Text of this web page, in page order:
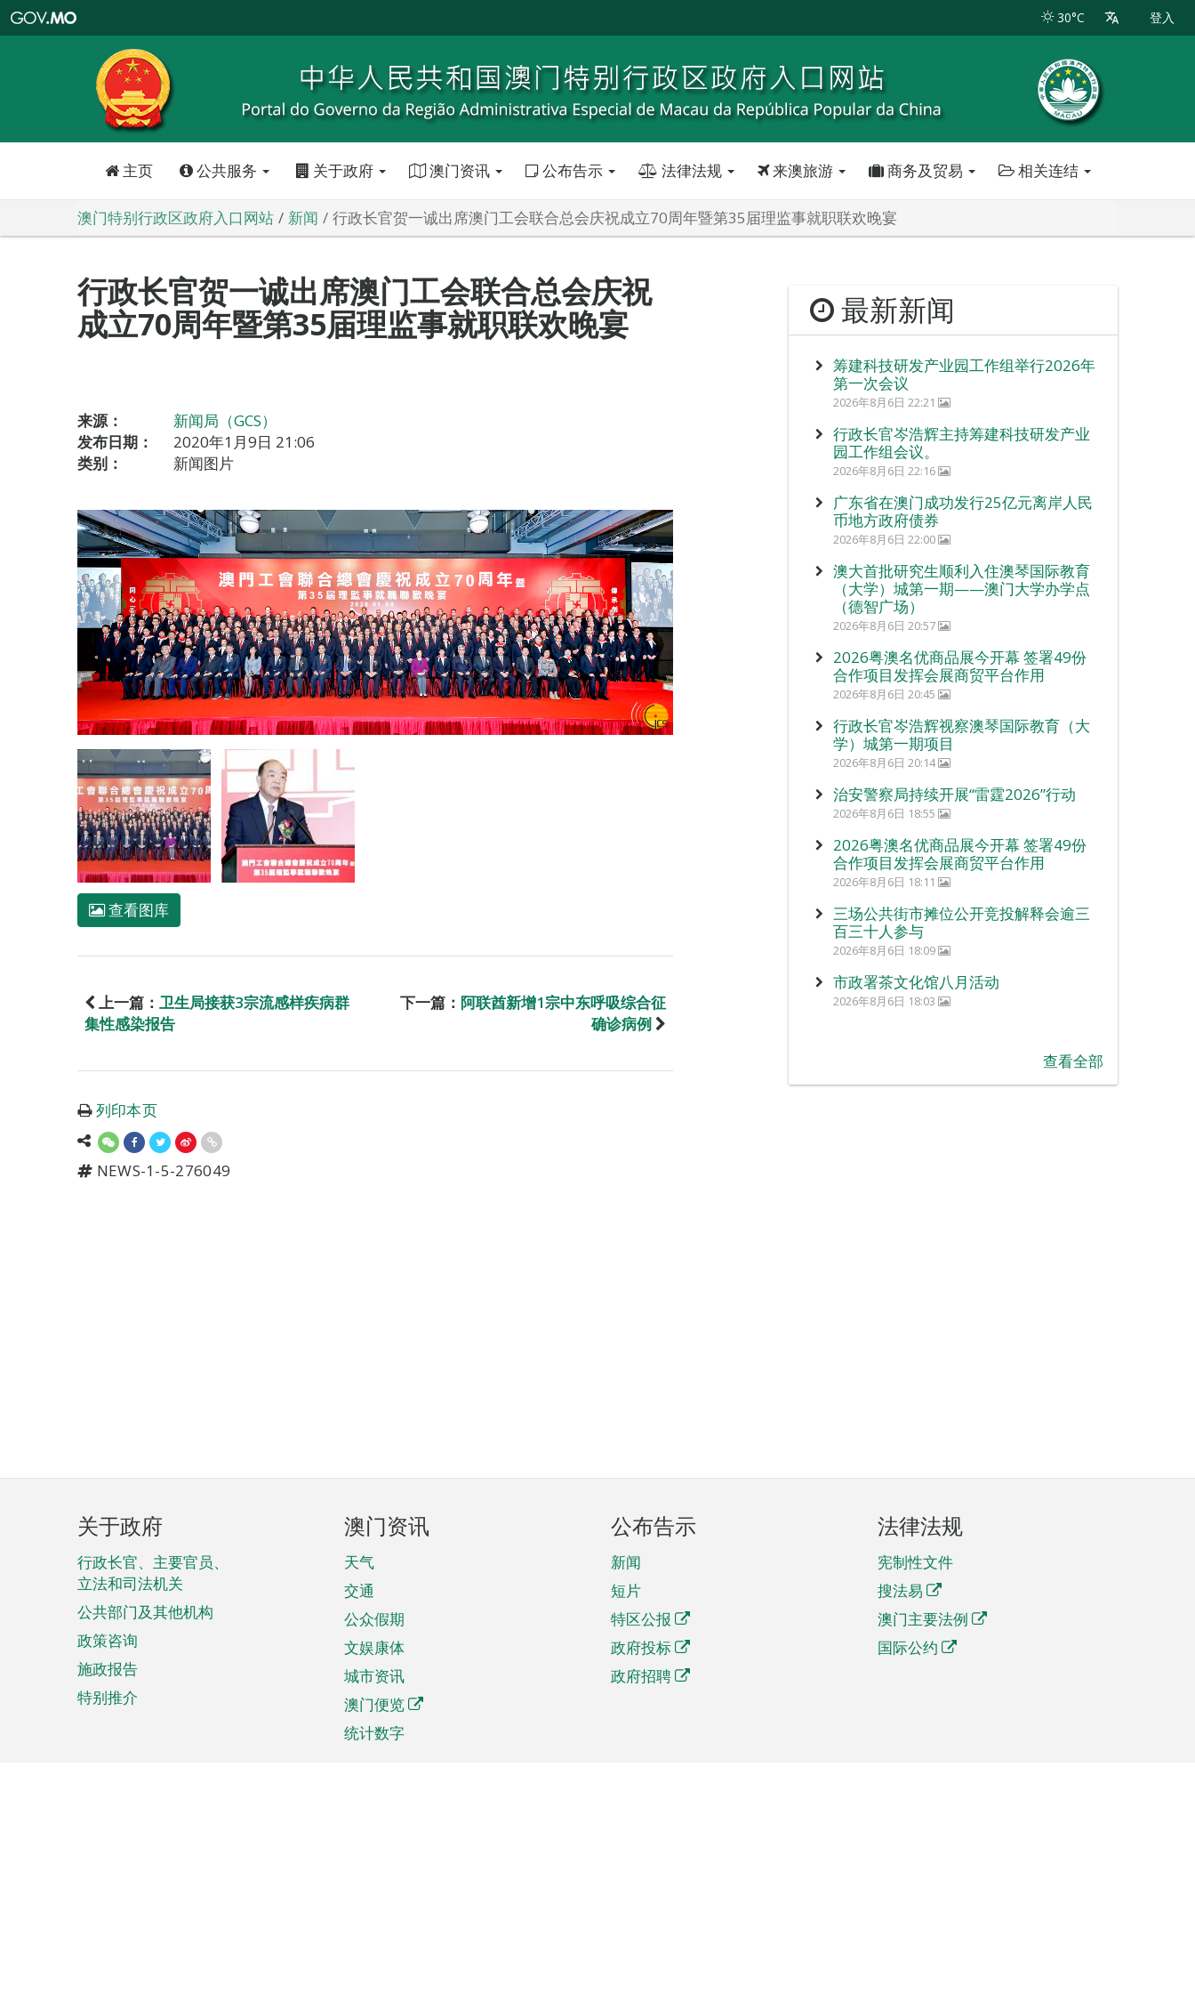
特
政
区
政
口
30°C 登入
主页 公共服务 关于政府 澳门资讯 公布告示 法律法规 来澳旅游 商务及贸易 相关连结
澳门特别行政区政府入口网站 新闻 行政长官贺一诚出席澳门工会联合总会庆祝成立70周年暨第35届理监事就职联欢晚宴
行政长官贺一诚出席澳门工会联合总会庆祝
成立70周年暨第35届理监事就职联欢晚宴
来源：
新闻局（GCS）
发布日期：
2020年1月9日 21:06
类别：
新闻图片
查看图库
上一篇： 卫生局接获3宗流感样疾病群
集性感染报告
下一篇： 阿联酋新增1宗中东呼吸综合征
确诊病例
列印本页
NEWS-1-5-276049
最新新闻
筹建科技研发产业园工作组举行2026年
第一次会议
2026年8月6日 22:21
行政长官岑浩辉主持筹建科技研发产业
园工作组会议。
2026年8月6日 22:16
广东省在澳门成功发行25亿元离岸人民
币地方政府债券
2026年8月6日 22:00
澳大首批研究生顺利入住澳琴国际教育
（大学）城第一期——澳门大学办学点
（德智广场）
2026年8月6日 20:57
2026粤澳名优商品展今开幕 签署49份
合作项目发挥会展商贸平台作用
2026年8月6日 20:45
行政长官岑浩辉视察澳琴国际教育（大
学）城第一期项目
2026年8月6日 20:14
治安警察局持续开展“雷霆2026”行动
2026年8月6日 18:55
2026粤澳名优商品展今开幕 签署49份
合作项目发挥会展商贸平台作用
2026年8月6日 18:11
三场公共街市摊位公开竞投解释会逾三
百三十人参与
2026年8月6日 18:09
市政署茶文化馆八月活动
2026年8月6日 18:03
查看全部
页
脚
菜
单
关于政府
行政长官、主要官员、
立法和司法机关
公共部门及其他机构
政策咨询
施政报告
特别推介
澳门资讯
天气
交通
公众假期
文娱康体
城市资讯
澳门便览
统计数字
公布告示
新闻
短片
特区公报
政府投标
政府招聘
法律法规
宪制性文件
搜法易
澳门主要法例
国际公约